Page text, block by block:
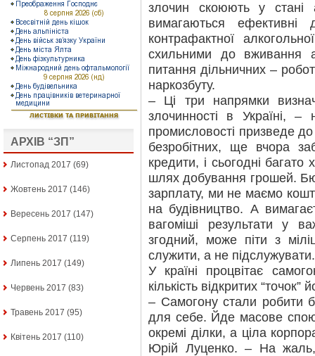
АРХІВ “ЗП”
Листопад 2017 (69)
Жовтень 2017 (146)
Вересень 2017 (147)
Серпень 2017 (119)
Липень 2017 (149)
Червень 2017 (83)
Травень 2017 (95)
Квітень 2017 (110)
злочин скоюють у стані
вимагаються ефективні
контрафактної
схильними до вживання
питання дільничних –
наркозбуту.
– Ці три напрямки
злочинності в Україні, –
промисловості призведе
безробітних, ще вчора
кредити, і сьогодні
шлях добування грошей.
зарплату, ми не маємо
на будівництво. А
вагоміші результати у
згодний, може піти з
служити, а не підслужувати.
У країні процвітає
кількість відкритих “точок”
– Самогону стали робити
для себе. Йде масове
окремі ділки, а ціла
Юрій Луценко. – На